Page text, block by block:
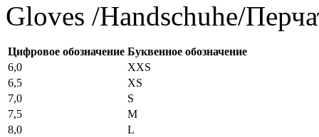
Gloves /Handschuhe/
Цифровое обозначение Буквенное обозначение
6,0
XXS
6,5
XS
7,0
S
7,5
M
8,0
L